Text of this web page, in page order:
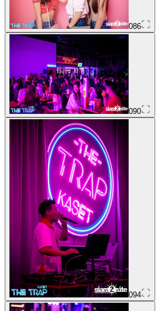
086
090
094